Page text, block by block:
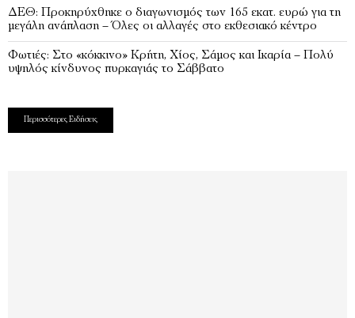
ΔΕΘ: Προκηρύχθηκε ο διαγωνισμός των 165 εκατ. ευρώ για τη
μεγάλη ανάπλαση – Όλες οι αλλαγές στο εκθεσιακό κέντρο
Φωτιές: Στο «κόκκινο» Κρήτη, Χίος, Σάμος και Ικαρία – Πολύ
υψηλός κίνδυνος πυρκαγιάς το Σάββατο
Περισσότερες Ειδήσεις